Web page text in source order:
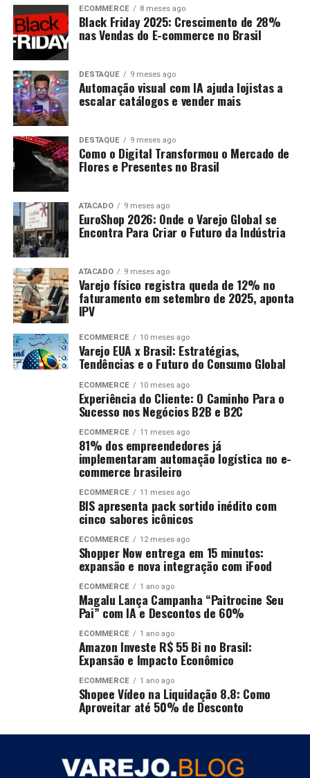
ECOMMERCE 8 meses ago
Black Friday 2025: Crescimento de 28%
nas Vendas do E-commerce no Brasil
DESTAQUE 9 meses ago
Automação visual com IA ajuda lojistas a
escalar catálogos e vender mais
DESTAQUE 9 meses ago
Como o Digital Transformou o Mercado de
Flores e Presentes no Brasil
ATACADO 9 meses ago
EuroShop 2026: Onde o Varejo Global se
Encontra Para Criar o Futuro da Indústria
ATACADO 9 meses ago
Varejo físico registra queda de 12% no
faturamento em setembro de 2025, aponta
IPV
ECOMMERCE 10 meses ago
Varejo EUA x Brasil: Estratégias,
Tendências e o Futuro do Consumo Global
ECOMMERCE 10 meses ago
Experiência do Cliente: O Caminho Para o
Sucesso nos Negócios B2B e B2C
ECOMMERCE 11 meses ago
81% dos empreendedores já
implementaram automação logística no e-
commerce brasileiro
ECOMMERCE 11 meses ago
BIS apresenta pack sortido inédito com
cinco sabores icônicos
ECOMMERCE 12 meses ago
Shopper Now entrega em 15 minutos:
expansão e nova integração com iFood
ECOMMERCE 1 ano ago
Magalu Lança Campanha “Paitrocine Seu
Pai” com IA e Descontos de 60%
ECOMMERCE 1 ano ago
Amazon Investe R$ 55 Bi no Brasil:
Expansão e Impacto Econômico
ECOMMERCE 1 ano ago
Shopee Vídeo na Liquidação 8.8: Como
Aproveitar até 50% de Desconto